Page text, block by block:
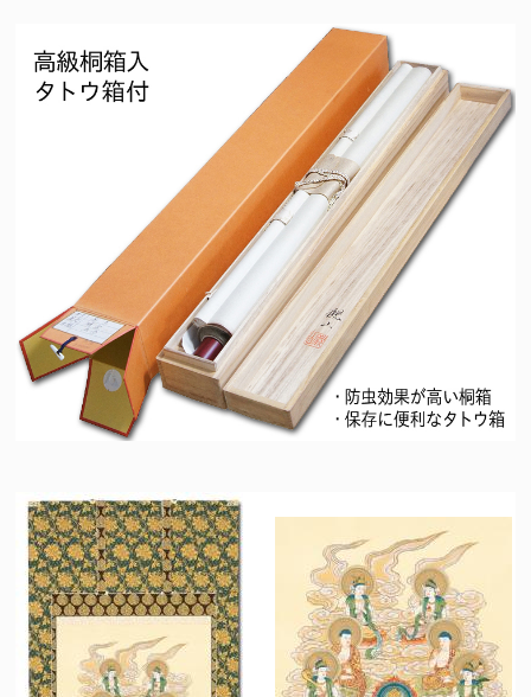
仏名
不動明王 ふどうみょうおう
釈迦如来 しゃかにょらい
文殊菩薩もんじゅぼさつ
四七日 普賢菩薩 ふげんぼさつ
五七日 地蔵菩薩じぞうぼさつ
六七日 弥勒菩薩みろくぼさつ
七七日 やくしにょらい
一周忌 勢至菩薩せいしぼさつ
三回忌 阿弥陀如来
七回忌 阿閃如来あしゅくにょらい
十三回忌 大日如来だいにちにょらい
三十三回忌 虚空蔵菩薩 こくうぞうぼさつ
十三仏の中には、人それぞれの守り本尊があるとされています。